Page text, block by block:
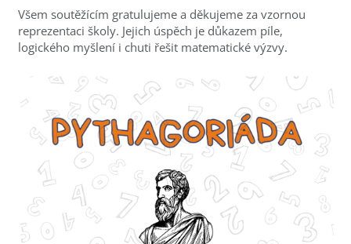
Všem soutěžícím gratulujeme a děkujeme za vzornou
reprezentaci školy. Jejich úspěch je důkazem píle,
logického myšlení i chuti řešit matematické výzvy.